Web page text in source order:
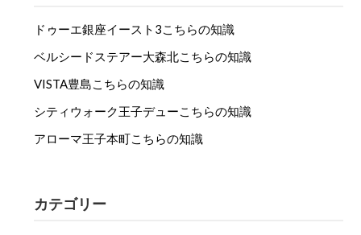
ドゥーエ銀座イースト3こちらの知識
ベルシードステアー大森北こちらの知識
VISTA豊島こちらの知識
シティウォーク王子デューこちらの知識
アローマ王子本町こちらの知識
カテゴリー